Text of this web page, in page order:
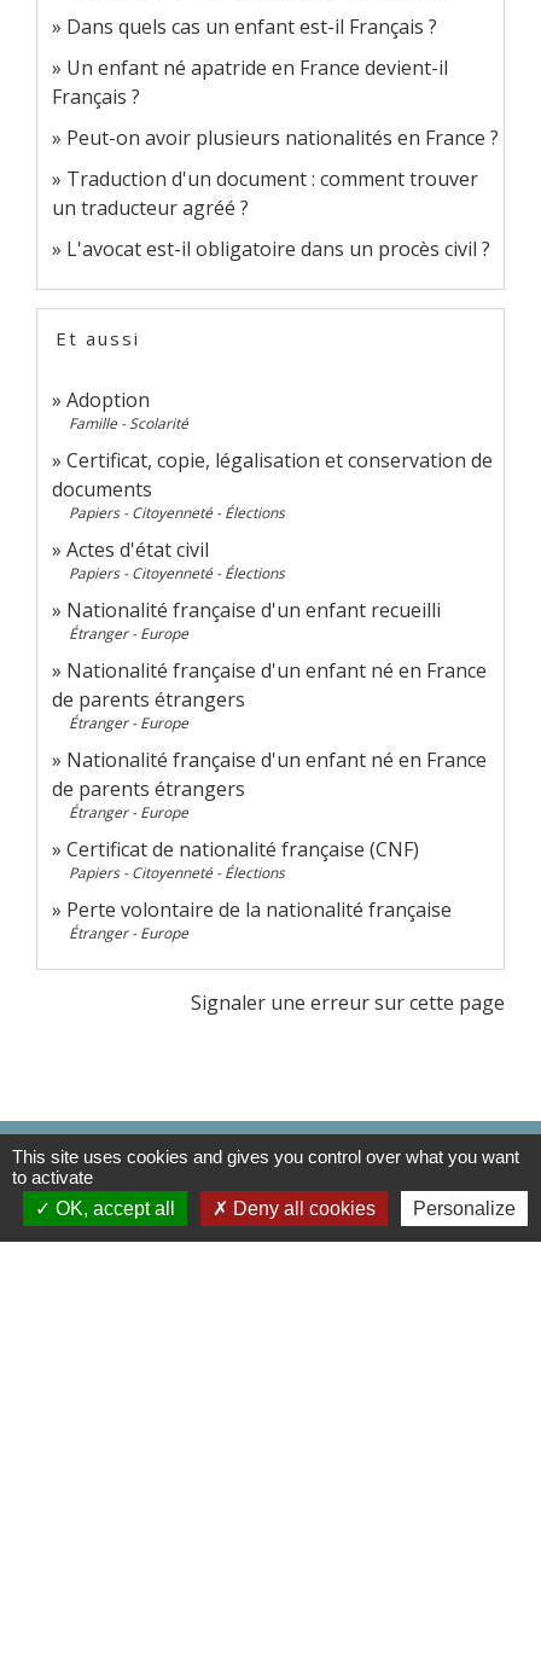
Dans quels cas un enfant est-il Français ?
Un enfant né apatride en France devient-il
Français ?
Peut-on avoir plusieurs nationalités en France ?
Traduction d'un document : comment trouver
un traducteur agréé ?
L'avocat est-il obligatoire dans un procès civil ?
Et aussi
Adoption
Famille - Scolarité
Certificat, copie, légalisation et conservation de
documents
Papiers - Citoyenneté - Élections
Actes d'état civil
Papiers - Citoyenneté - Élections
Nationalité française d'un enfant recueilli
Étranger - Europe
Nationalité française d'un enfant né en France
de parents étrangers
Étranger - Europe
Nationalité française d'un enfant né en France
de parents étrangers
Étranger - Europe
Certificat de nationalité française (CNF)
Papiers - Citoyenneté - Élections
Perte volontaire de la nationalité française
Étranger - Europe
Signaler une erreur sur cette page
Contacts
Doméliers
Rue Principale
60360 Doméliers - FRANCE
This site uses cookies and gives you control over what you want
to activate
OK, accept all
Deny all cookies Personalize